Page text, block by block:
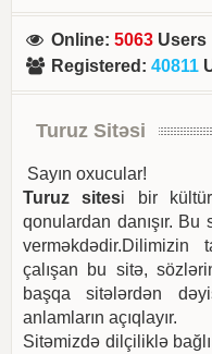
Online:5063 Users
Registered :40811
Turuz Sitəsi
Sayın oxucular!
Turuz sitesi bir
qonulardan danışır.
çalışan bu sitə,
başqa sitələrdən
anlamların açıqlayır.
Sitəmizdə dilçiliklə